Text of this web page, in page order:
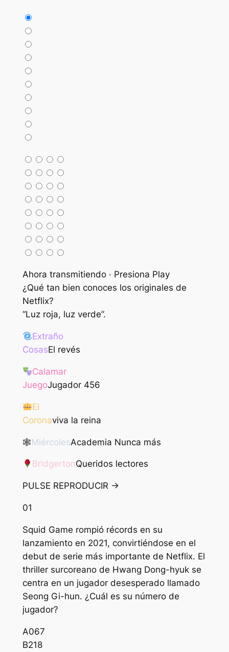
Ahora transmitiendo · Presiona Play
¿Qué tan bien conoces los originales de
Netflix?
“Luz roja, luz verde”.
Extraño
CosasEl revés
Calamar
JuegoJugador 456
El
Coronaviva la reina
🕸MiércolesAcademia Nunca más
BridgertonQueridos lectores
PULSE REPRODUCIR →
01
Squid Game rompió récords en su
lanzamiento en 2021, convirtiéndose en el
debut de serie más importante de Netflix. El
thriller surcoreano de Hwang Dong-hyuk se
centra en un jugador desesperado llamado
Seong Gi-hun. ¿Cuál es su número de
jugador?
A067
B218